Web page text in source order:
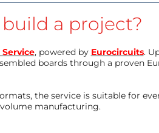
a project?
Service, powered by Eurocircuits.
boards through a proven
the service is suitable for
manufacturing.